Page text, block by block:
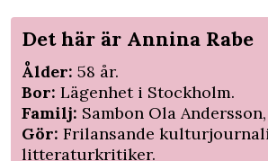
Det här är Annina Rabe
Ålder: 58 år.
Bor: Lägenhet i Stockholm.
Familj: Sambon Ola
Gör: Frilansande
litteraturkritiker.